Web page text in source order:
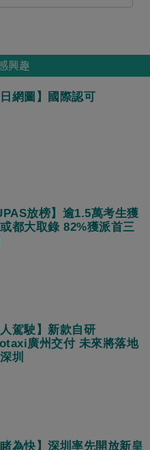
興趣
日網圖】國際認可
放榜】逾1.5萬考生獲
都大取錄 82%獲派首三
人駕駛】新款自研
廣州交付 未來將落地
圳
睹為快】深圳率先開放新皇